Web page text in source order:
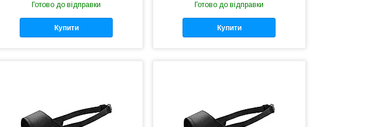
Готово до відправки
Купити
Готово до відправки
Купити